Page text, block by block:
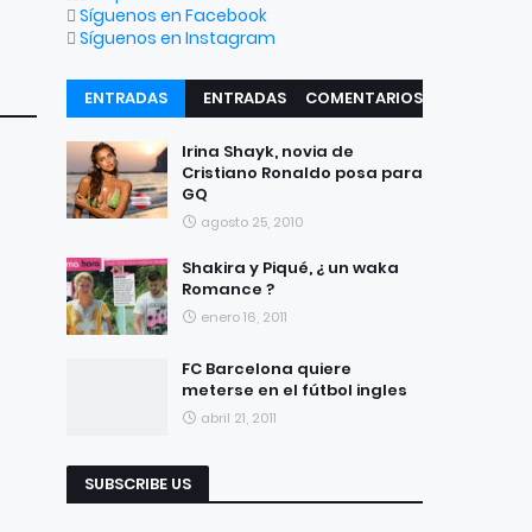
Síguenos en Facebook
Síguenos en Instagram
ENTRADAS
RECIENTES
ENTRADAS
COMENTARIOS
Irina Shayk, novia de
Cristiano Ronaldo posa para
GQ
agosto 25, 2010
Shakira y Piqué, ¿ un waka
Romance ?
enero 16, 2011
FC Barcelona quiere
meterse en el fútbol ingles
abril 21, 2011
SUBSCRIBE US